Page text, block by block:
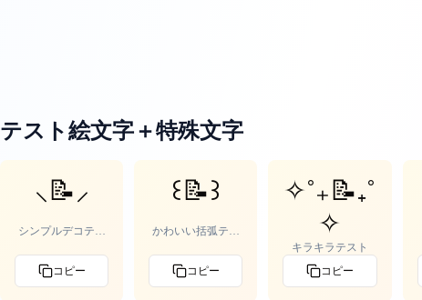
テスト絵文字＋特殊文字
⸜📝⸝‍
シンプルデコテス
コピー
꒰📝꒱
かわいい括弧テス
コピー
✧˚₊📝₊˚
✧
キラキラテスト
コピー